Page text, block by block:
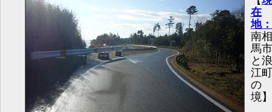
在
地：
南相
馬市
と浪
江町
の
境】